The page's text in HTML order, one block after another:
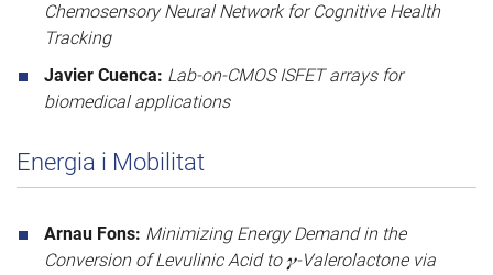
Chemosensory Neural Network for Cognitive Health
Tracking
Javier Cuenca: Lab-on-CMOS ISFET arrays for
biomedical applications
Energia i Mobilitat
Arnau Fons: Minimizing Energy Demand in the
Conversion of Levulinic Acid to 𝜸‑Valerolactone via